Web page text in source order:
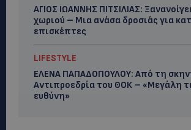
ΑΓΙΟΣ ΙΩΑΝΝΗΣ ΠΙΤΣΙΛΙΑΣ:
χωριού – Μια ανάσα δροσιάς για
επισκέπτες
LIFESTYLE
ΕΛΕΝΑ ΠΑΠΑΔΟΠΟΥΛΟΥ: Από τη
Αντιπροεδρία του ΘΟΚ – «Μεγάλη
ευθύνη»